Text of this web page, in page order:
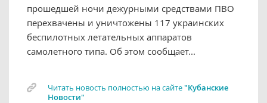
прошедшей ночи дежурными средствами ПВО
перехвачены и уничтожены 117 украинских
беспилотных летательных аппаратов
самолетного типа. Об этом сообщает...
Читать новость полностью на сайте"Кубанские
Новости"